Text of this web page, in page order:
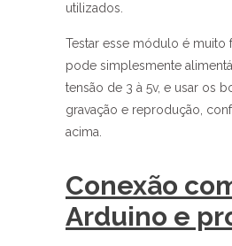
utilizados.
Testar esse módulo é muito
pode simplesmente
tensão de 3 à 5v, e usar os
gravação e reprodução,
acima.
Conexão
Arduino e